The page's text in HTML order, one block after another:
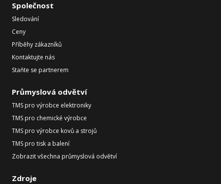
Společnost
Sledování
Ceny
Příběhy zákazníků
Kontaktujte nás
Staňte se partnerem
Průmyslová odvětví
TMS pro výrobce elektroniky
TMS pro chemické výrobce
TMS pro výrobce kovů a strojů
TMS pro tisk a balení
Zobrazit všechna průmyslová odvětví
Zdroje